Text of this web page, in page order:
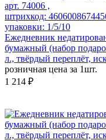
арт. 74006 ,
штрихкод:
упаковки: 1/5/10
Ежедневник
бумажный (набор
л., твёрдый переплёт,
розничная цена за 1шт.
1 214 ₽